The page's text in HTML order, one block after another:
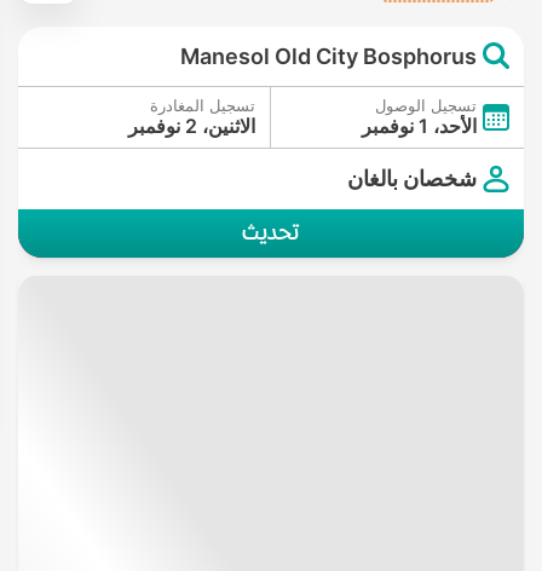
Manesol Old City Bosphorus
تسجيل الوصول
الأحد، 1 نوفمبر
تسجيل المغادرة
الاثنين، 2 نوفمبر
شخصان بالغان
تحديث